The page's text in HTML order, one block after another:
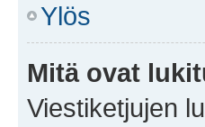
Ylös
Mitä ovat
Viestiketjujen